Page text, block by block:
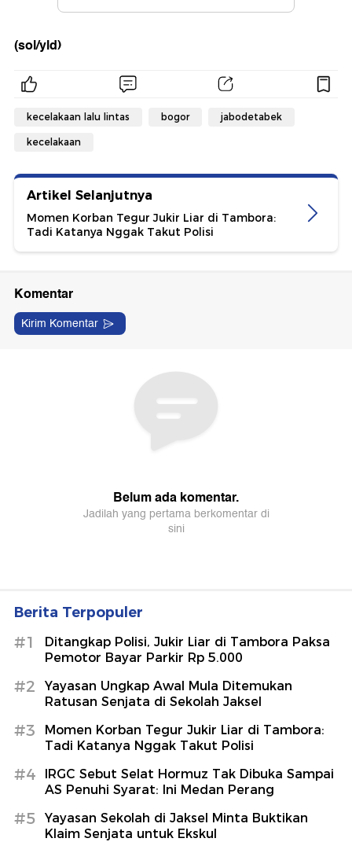
(sol/yld)
kecelakaan lalu lintas bogor jabodetabek
kecelakaan
Artikel Selanjutnya
Momen Korban Tegur Jukir Liar di Tambora:
Tadi Katanya Nggak Takut Polisi
Berita Terpopuler
#1
Ditangkap Polisi, Jukir Liar di Tambora Paksa
Pemotor Bayar Parkir Rp 5.000
#2
Yayasan Ungkap Awal Mula Ditemukan
Ratusan Senjata di Sekolah Jaksel
#3
Momen Korban Tegur Jukir Liar di Tambora:
Tadi Katanya Nggak Takut Polisi
#4
IRGC Sebut Selat Hormuz Tak Dibuka Sampai
AS Penuhi Syarat: Ini Medan Perang
#5
Yayasan Sekolah di Jaksel Minta Buktikan
Klaim Senjata untuk Ekskul